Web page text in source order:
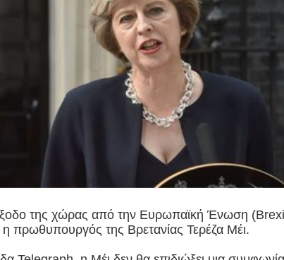
έξοδο της χώρας από την Ευρωπαϊκή Ένωση
πρωθυπουργός της Βρετανίας Τερέζα Μέι.